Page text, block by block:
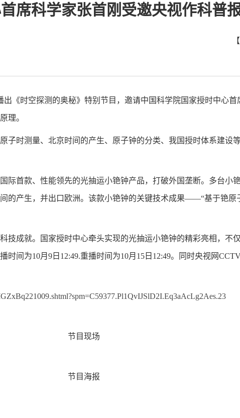
席科学家张首刚受邀央视作科普
《时空探测的奥秘》特别节目，邀请中国科学院国家授时中心
原理。
时测量、北京时间的产生、原子钟的分类、我国授时体系建设
际首款、性能领先的光抽运小铯钟产品，打破外国垄断。多台小
的产生，并出口欧洲。该款小铯钟的关键技术成果——“基于铯原
技成就。国家授时中心牵头实现的光抽运小铯钟的精彩亮相，不
间为10月9日12:49.重播时间为10月15日12:49。同时央视网
节目现场
节目海报